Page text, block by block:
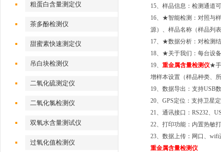
粗蛋白含量测定仪
茶多酚检测仪
甜蜜素快速测定仪
吊白块检测仪
二氧化硫测定仪
二氧化氯检测仪
双氧水含量测试仪
过氧化值检测仪
15、样品信息：检测通道
16、 ★智能检测：对照与
源）、样品名称（样品列
17、 ★数据分析 ： 对检测
18、 ★关于我们：每台设
19、 重金属含量检测仪★
增样本设置（样品种类、
19、数据导出：支持USB
20、 GPS定位：支持卫星
21、通讯接口： RS232、
22、打印功能：内置热敏
23、数据上传：网口、 wifi
重金属含量检测仪